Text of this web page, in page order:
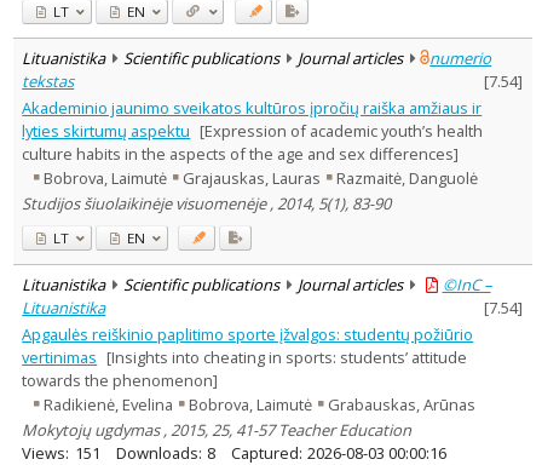
LT EN
Lituanistika Scientific publications Journal articles
numerio
tekstas
[7.54]
Akademinio jaunimo sveikatos kultūros įpročių raiška amžiaus ir
lyties skirtumų aspektu [Expression of academic youth’s health
culture habits in the aspects of the age and sex differences]
Bobrova, Laimutė
Grajauskas, Lauras
Razmaitė, Danguolė
Studijos šiuolaikinėje visuomenėje , 2014, 5(1), 83-90
LT EN
Lituanistika Scientific publications Journal articles
©InC –
Lituanistika
[7.54]
Apgaulės reiškinio paplitimo sporte įžvalgos: studentų požiūrio
vertinimas [Insights into cheating in sports: students’ attitude
towards the phenomenon]
Radikienė, Evelina
Bobrova, Laimutė
Grabauskas, Arūnas
Mokytojų ugdymas , 2015, 25, 41-57 Teacher Education
Views: 151 Downloads: 8 Captured: 2026-08-03 00:00:16